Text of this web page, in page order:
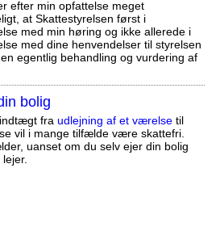
efter min opfattelse meget
at Skattestyrelsen først i
med min høring og ikke allerede i
med dine henvendelser til styrelsen
egentlig behandling og vurdering af
bolig
fra udlejning af et værelsetil
vil i mange tilfælde være skattefri.
uanset om du selv ejer din bolig